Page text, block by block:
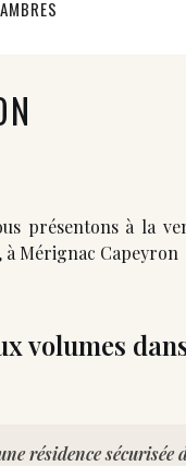
présentons à la
Mérignac Capeyron
volumes
résidence sécurisée